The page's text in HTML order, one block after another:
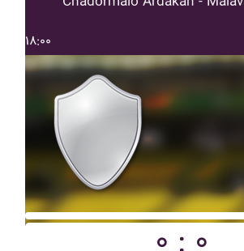
۱۸:۰۰